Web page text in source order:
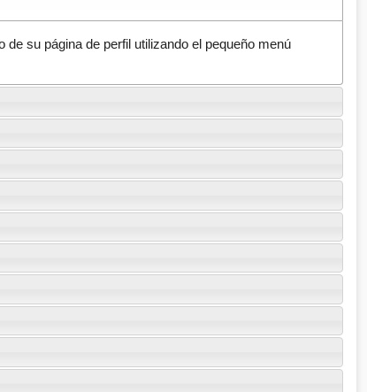
su página de perfil utilizando el pequeño menú